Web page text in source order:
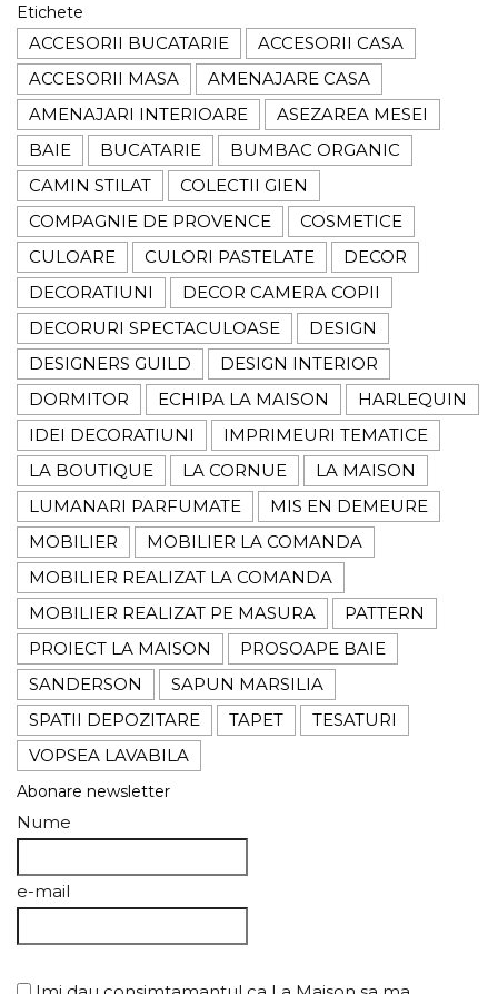
Etichete
ACCESORII BUCATARIE
ACCESORII CASA
ACCESORII MASA
AMENAJARE CASA
AMENAJARI INTERIOARE
ASEZAREA MESEI
BAIE
BUCATARIE
BUMBAC ORGANIC
CAMIN STILAT
COLECTII GIEN
COMPAGNIE DE PROVENCE
COSMETICE
CULOARE
CULORI PASTELATE
DECOR
DECORATIUNI
DECOR CAMERA COPII
DECORURI SPECTACULOASE
DESIGN
DESIGNERS GUILD
DESIGN INTERIOR
DORMITOR
ECHIPA LA MAISON
HARLEQUIN
IDEI DECORATIUNI
IMPRIMEURI TEMATICE
LA BOUTIQUE
LA CORNUE
LA MAISON
LUMANARI PARFUMATE
MIS EN DEMEURE
MOBILIER
MOBILIER LA COMANDA
MOBILIER REALIZAT LA COMANDA
MOBILIER REALIZAT PE MASURA
PATTERN
PROIECT LA MAISON
PROSOAPE BAIE
SANDERSON
SAPUN MARSILIA
SPATII DEPOZITARE
TAPET
TESATURI
VOPSEA LAVABILA
Abonare newsletter
Nume
e-mail